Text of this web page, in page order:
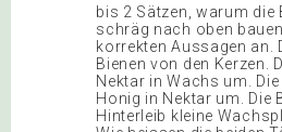
bis 2 Sätzen, warum die
schräg nach oben
korrekten Aussagen an.
Bienen von den Kerzen.
Nektar in Wachs um.
Honig in Nektar um. Die
Hinterleib kleine